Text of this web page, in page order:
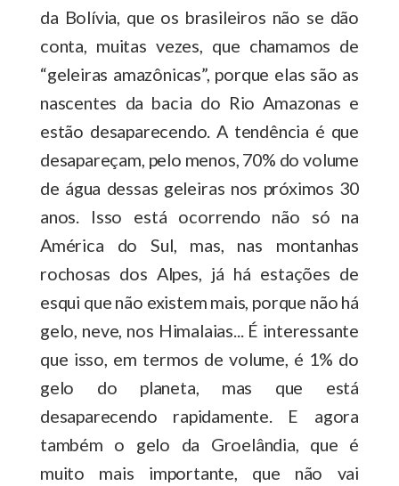
da Bolívia, que os brasileiros não se dão
conta, muitas vezes, que chamamos de
“geleiras amazônicas”, porque elas são as
nascentes da bacia do Rio Amazonas e
estão desaparecendo. A tendência é que
desapareçam, pelo menos, 70% do volume
de água dessas geleiras nos próximos 30
anos. Isso está ocorrendo não só na
América do Sul, mas, nas montanhas
rochosas dos Alpes, já há estações de
esqui que não existem mais, porque não há
gelo, neve, nos Himalaias... É interessante
que isso, em termos de volume, é 1% do
gelo do planeta, mas que está
desaparecendo rapidamente. E agora
também o gelo da Groelândia, que é
muito mais importante, que não vai